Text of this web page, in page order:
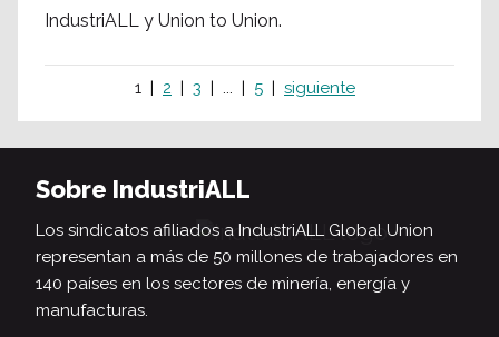
IndustriALL y Union to Union.
1 2 3 ... 5 siguiente
Sobre IndustriALL
Los sindicatos afiliados a IndustriALL Global Union
representan a más de 50 millones de trabajadores en
140 países en los sectores de minería, energía y
manufacturas.